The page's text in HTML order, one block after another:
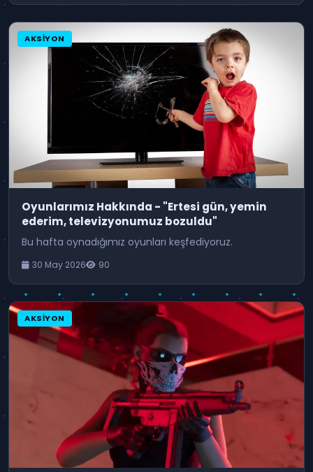
AKSIYON
Oyunlarımız Hakkında - "Ertesi gün, yemin
ederim, televizyonumuz bozuldu"
Bu hafta oynadığımız oyunları keşfediyoruz.
30 May 2026 90
AKSIYON